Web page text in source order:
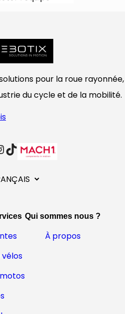
pour la roue rayonnée,
du cycle et de la mobilité.
TikTok
Qui sommes nous ?
À propos